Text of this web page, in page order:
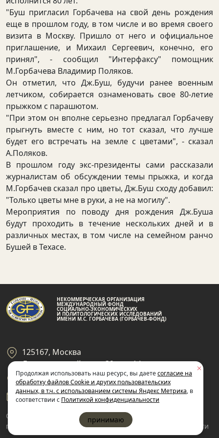
"Буш пригласил Горбачева на свой день рождения
еще в прошлом году, в том числе и во время своего
визита в Москву. Пришло от него и официальное
приглашение, и Михаил Сергеевич, конечно, его
принял", - сообщил "Интерфаксу" помощник
М.Горбачева Владимир Поляков.
Он отметил, что Дж.Буш, будучи ранее военным
летчиком, собирается ознаменовать свое 80-летие
прыжком с парашютом.
"При этом он вполне серьезно предлагал Горбачеву
прыгнуть вместе с ним, но тот сказал, что лучше
будет его встречать на земле с цветами", - сказал
А.Поляков.
В прошлом году экс-президенты сами рассказали
журналистам об обсуждении темы прыжка, и когда
М.Горбачев сказал про цветы, Дж.Буш сходу добавил:
"Только цветы мне в руки, а не на могилу".
Мероприятия по поводу дня рождения Дж.Буша
будут проходить в течение нескольких дней и в
различных местах, в том числе на семейном ранчо
Бушей в Техасе.
НЕКОММЕРЧЕСКАЯ ОРГАНИЗАЦИЯ
МЕЖДУНАРОДНЫЙ ФОНД
СОЦИАЛЬНО-ЭКОНОМИЧЕСКИХ
И ПОЛИТОЛОГИЧЕСКИХ ИССЛЕДОВАНИЙ
ИМЕНИ М.С. ГОРБАЧЕВА (ГОРБАЧЕВ-ФОНД)
125167, Москва
Ленинградский пр-кт 39, стр 14
+7 495 945-59-99
gf@gorby.ru
Cогласие на обработку
пользовательских данных
конфиденциальности
Продолжая использовать наш ресурс, вы даетесогласие на
обработку файлов Cookie и других пользовательских
данных, в т.ч. с использованием системы Яндекс Метрика, в
соответствии с Политикой конфиденциальности
принимаю